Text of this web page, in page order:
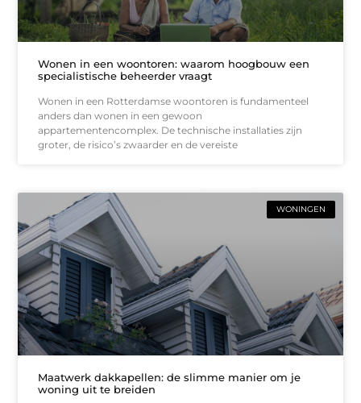
Wonen in een woontoren: waarom hoogbouw een
specialistische beheerder vraagt
Wonen in een Rotterdamse woontoren is fundamenteel
anders dan wonen in een gewoon
appartementencomplex. De technische installaties zijn
groter, de risico’s zwaarder en de vereiste
WONINGEN
Maatwerk dakkapellen: de slimme manier om je
woning uit te breiden